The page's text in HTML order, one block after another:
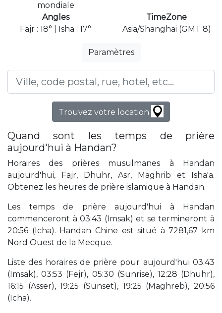
mondiale
Angles
Fajr : 18° | Isha : 17°
TimeZone
Asia/Shanghai (GMT 8)
Paramètres
Trouvez votre location
Quand sont les temps de prière
aujourd'hui à Handan?
Horaires des prières musulmanes à Handan
aujourd'hui, Fajr, Dhuhr, Asr, Maghrib et Isha'a.
Obtenez les heures de prière islamique à Handan.
Les temps de prière aujourd'hui à Handan
commenceront à 03:43 (Imsak) et se termineront à
20:56 (Icha). Handan Chine est situé à 7281,67 km
Nord Ouest de la Mecque.
Liste des horaires de prière pour aujourd'hui 03:43
(Imsak), 03:53 (Fejr), 05:30 (Sunrise), 12:28 (Dhuhr),
16:15 (Asser), 19:25 (Sunset), 19:25 (Maghreb), 20:56
(Icha).